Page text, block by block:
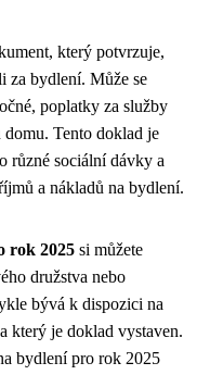
který potvrzuje,
za bydlení. Může se
poplatky za služby
Tento doklad je
různé sociální dávky a
a nákladů na bydlení.
rok 2025 si můžete
družstva nebo
bývá k dispozici na
který je doklad vystaven.
bydlení pro rok 2025